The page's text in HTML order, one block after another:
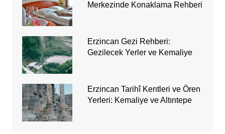
Merkezinde Konaklama Rehberi
Erzincan Gezi Rehberi:
Gezilecek Yerler ve Kemaliye
Erzincan Tarihî Kentleri ve Ören
Yerleri: Kemaliye ve Altıntepe